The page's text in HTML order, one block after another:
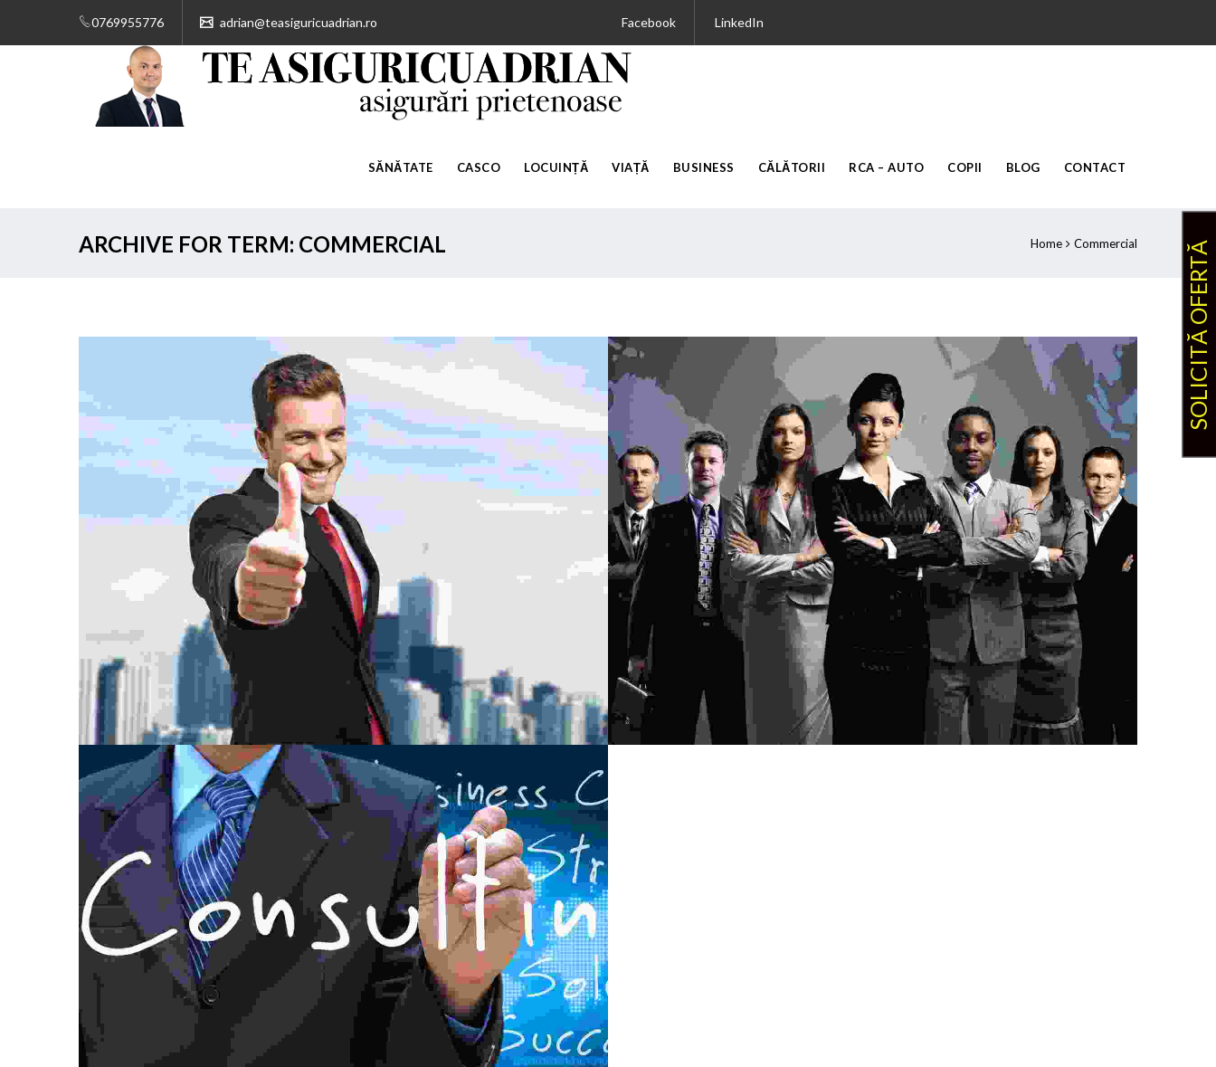
0769955776 adrian@teasiguricuadrian.ro Facebook LinkedIn
SĂNĂTATE CASCO LOCUINȚĂ VIAȚĂ BUSINESS CĂLĂTORII RCA – AUTO COPII BLOG CONTACT
ARCHIVE FOR TERM: COMMERCIAL Home Commercial SOLICITĂ OFERTĂ